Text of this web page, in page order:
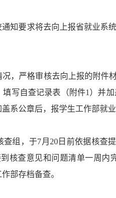
知要求将去向上报省就业系
，严格审核去向上报的附件
填写自查记录表（附件1 ）并
系公章后，报学生工作部就业
查组，于7月 20日前依据核查
核查意见和问题清单一周
部存档备查。